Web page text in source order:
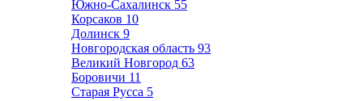
Южно-Сахалинск 55
Корсаков 10
Долинск 9
Новгородская область 93
Великий Новгород 63
Боровичи 11
Старая Русса 5